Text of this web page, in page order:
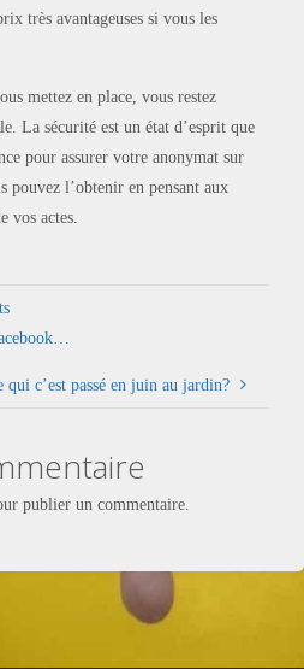
très avantageuses si vous les
mettez en place, vous restez
La sécurité est un état d’esprit que
pour assurer votre anonymat sur
pouvez l’obtenir en pensant aux
vos actes.
qui c’est passé en juin au jardin?
publier un commentaire.